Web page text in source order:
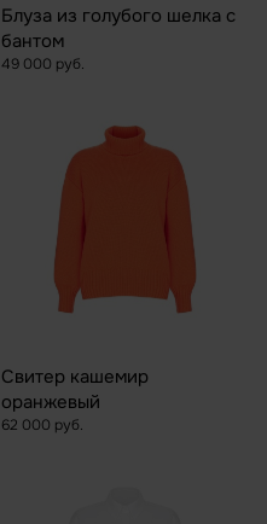
Блуза из голубого шелка с
бантом
49 000 руб.
Свитер кашемир
оранжевый
62 000 руб.